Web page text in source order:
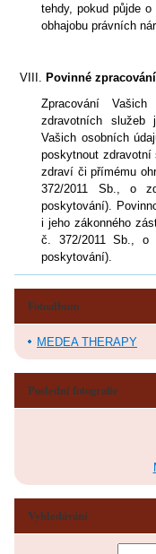
tehdy, pokud půjde
obhajobu právních
Povinné
Zpracování
zdravotních služeb
Vašich osobních
poskytnout
zdraví či přímému
372/2011 Sb., o
poskytování).
i jeho zákonného
č. 372/2011 Sb., o
poskytování).
Fotoalbum
MEDEA THERAPY
Poslední fotografie
Vyhledávání